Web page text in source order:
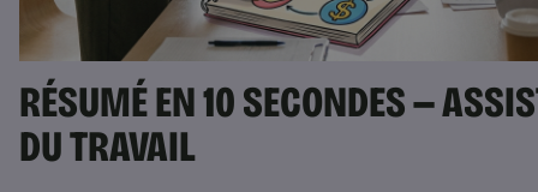
RÉSUMÉ EN 10 SECONDES —
DU TRAVAIL